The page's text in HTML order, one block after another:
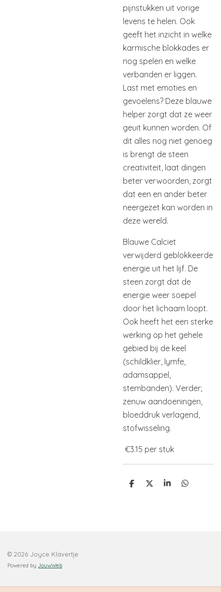
pijnstukken uit vorige
levens te helen. Ook
geeft het inzicht in welke
karmische blokkades er
nog spelen en welke
verbanden er liggen.
Last met emoties en
gevoelens? Deze blauwe
helper zorgt dat ze weer
geuit kunnen worden. Of
dit alles nog niet genoeg
is brengt de steen
creativiteit, laat dingen
beter verwoorden, zorgt
dat een en ander beter
neergezet kan worden in
deze wereld.
Blauwe Calciet
verwijderd geblokkeerde
energie uit het lijf. De
steen zorgt dat de
energie weer soepel
door het lichaam loopt.
Ook heeft het een sterke
werking op het gehele
gebied bij de keel
(schildklier, lymfe,
adamsappel,
stembanden). Verder;
zenuw aandoeningen,
bloeddruk verlagend,
stofwisseling.
€3.15 per stuk
D
D
S
D
© 2026 Joyce Klavertje
Powered by JouwWeb